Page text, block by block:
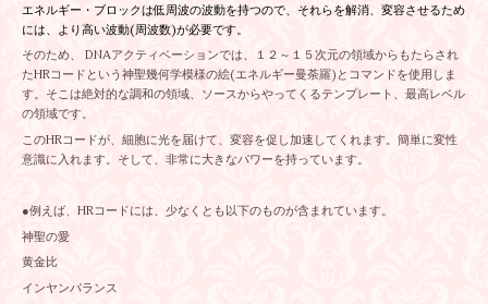
エネルギー・ブロックは低周波の波動を持つので、それらを解消、変容させるため
には、より高い波動(周波数)が必要です。
そのため、 DNAアクティベーションでは、１２～１５次元の領域からもたらされ
たHRコードという神聖幾何学模様の絵(エネルギー曼荼羅)とコマンドを使用しま
す。そこは絶対的な調和の領域、ソースからやってくるテンプレート、最高レベル
の領域です。
このHRコードが、細胞に光を届けて、変容を促し加速してくれます。簡単に変性
意識に入れます。そして、非常に大きなパワーを持っています。
●例えば、HRコードには、少なくとも以下のものが含まれています。
神聖の愛
黄金比
インヤンバランス